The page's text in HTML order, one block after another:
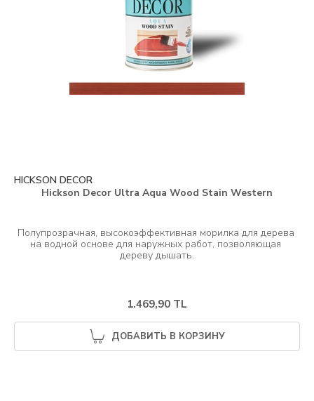
HICKSON DECOR
Hickson Decor Ultra Aqua Wood Stain Western
Полупрозрачная, высокоэффективная морилка для дерева
на водной основе для наружных работ, позволяющая
1.469,90 TL
ДОБАВИТЬ В КОРЗИНУ